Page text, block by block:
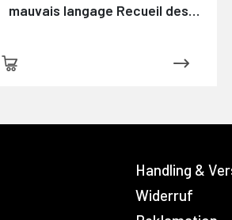
mauvais langage Recueil des
vicieuses usitées en France, et
Handling &
Widerruf